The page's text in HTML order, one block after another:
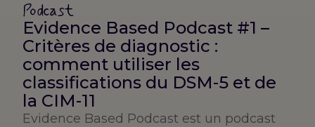
Podcast
Evidence Based Podcast #1 –
Critères de diagnostic :
comment utiliser les
classifications du DSM-5 et de
la CIM-11
Evidence Based Podcast est un podcast